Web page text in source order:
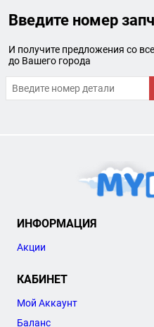
Введите номер
И получите предложения со
до Вашего города
ИНФОРМАЦИЯ
Акции
КАБИНЕТ
Мой Аккаунт
Баланс